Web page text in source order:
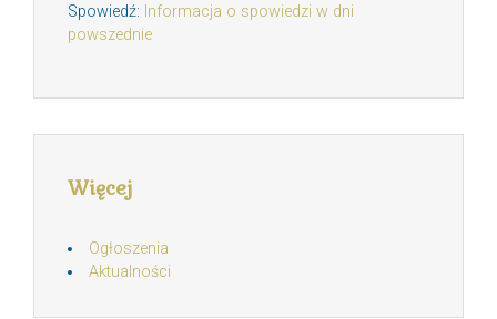
Spowiedź: Informacja o spowiedzi w dni
powszednie
Więcej
Ogłoszenia
Aktualności